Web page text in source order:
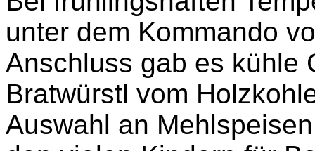
unter dem Kommando
Anschluss gab es kühle
Bratwürstl vom
Auswahl an